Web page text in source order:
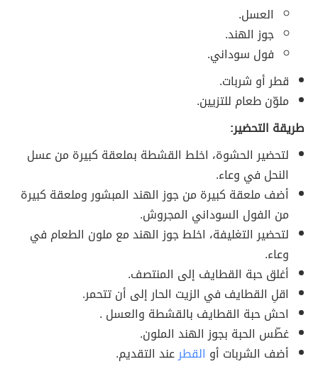
العسل.
جوز الهند.
فول سوداني.
قطر أو شربات.
ملوّن طعام للتزيين.
طريقة التحضير:
لتحضير الحشوة، اخلط القشطة بملعقة كبيرة من عسل
النحل في وعاء.
أضف ملعقة كبيرة من جوز الهند المبشور وملعقة كبيرة
من الفول السوداني المجروش.
لتحضير التغليفة، اخلط جوز الهند مع ملون الطعام في
وعاء.
أغلق حبة القطايف إلى المنتصف.
اقلِ القطايف في الزيت الحار إلى أن تتحمر.
احش حبة القطايف بالقشطة والعسل .
غطّس الحبة بجوز الهند الملون.
أضف الشربات أو القطرعند التقديم.